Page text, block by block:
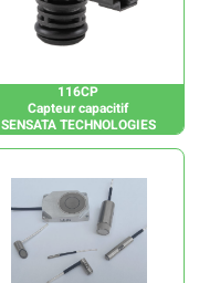
116CP
Capteur capacitif
SENSATA TECHNOLOGIES